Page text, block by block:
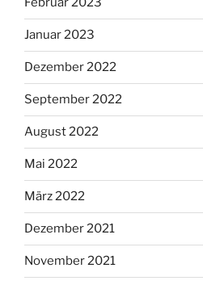
Januar 2023
Dezember 2022
September 2022
August 2022
Mai 2022
März 2022
Dezember 2021
November 2021